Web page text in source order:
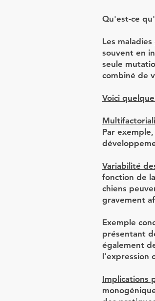
Qu'est-ce
Les
souvent en
seule
combiné de
Voici
Par
Variabilité
fonction de
chiens
gravement
Exemple
présentant
également
l'expression
Implications